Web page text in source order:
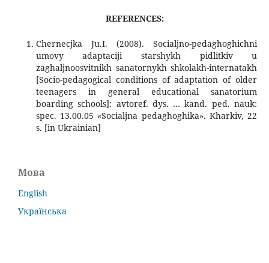
REFERENCES:
Chernecjka Ju.I. (2008). Socialjno-pedaghoghichni
umovy adaptaciji starshykh pidlitkiv u
zaghaljnoosvitnikh sanatornykh shkolakh-internatakh
[Socio-pedagogical conditions of adaptation of older
teenagers in general educational sanatorium
boarding schools]: avtoref. dys. … kand. ped. nauk:
spec. 13.00.05 «Socialjna pedaghoghika». Kharkiv, 22
s. [in Ukrainian]
Мова
English
Українська